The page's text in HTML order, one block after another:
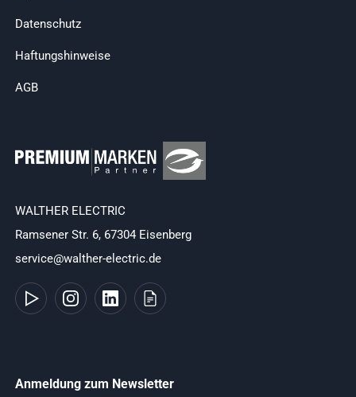
Datenschutz
Haftungshinweise
AGB
WALTHER ELECTRIC
Ramsener Str. 6, 67304 Eisenberg
service@walther-electric.de
Anmeldung zum Newsletter